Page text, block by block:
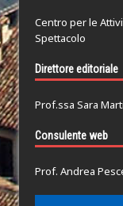
Centro per le
Spettacolo
Direttore editoriale
Prof.ssa Sara
Consulente web
Prof. Andrea